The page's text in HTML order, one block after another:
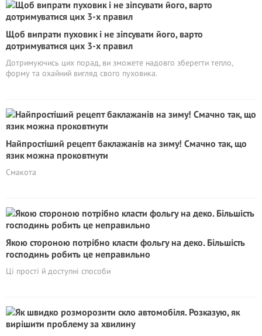
Щоб випрати пуховик і не зіпсувати його, варто
дотримуватися цих 3-х правил
Дотримуючись цих порад, ви зможете надовго зберегти тепло,
форму та охайний вигляд свого пуховика.
Найпростіший рецепт баклажанів на зиму! Смачно так, що
язик можна проковтнути
Смакота
Якою стороною потрібно класти фольгу на деко. Більшість
господинь робить це неправильно
Ці прості й доступні способи